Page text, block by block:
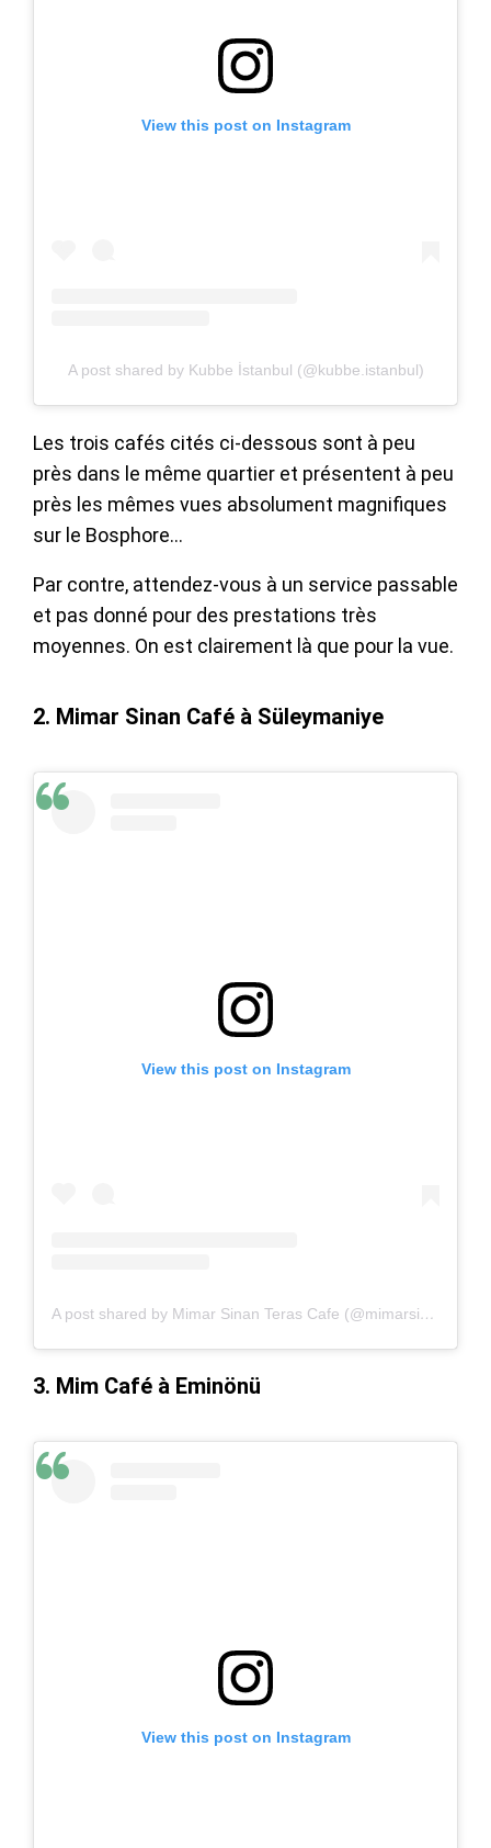
View this post on Instagram
A post shared by Kubbe İstanbul (@kubbe.istanbul)
Les trois cafés cités ci-dessous sont à peu
près dans le même quartier et présentent à peu
près les mêmes vues absolument magnifiques
sur le Bosphore…
Par contre, attendez-vous à un service passable
et pas donné pour des prestations très
moyennes. On est clairement là que pour la vue.
2. Mimar Sinan Café à Süleymaniye
View this post on Instagram
A post shared by Mimar Sinan Teras Cafe (@mimarsinancafe)
3. Mim Café à Eminönü
View this post on Instagram